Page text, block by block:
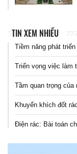
TIN XEM NHIỀU
Tiềm năng phát
Triển vọng việc làm
Tầm quan trọng
Khuyến khích đốt
Điện rác: Bài toán